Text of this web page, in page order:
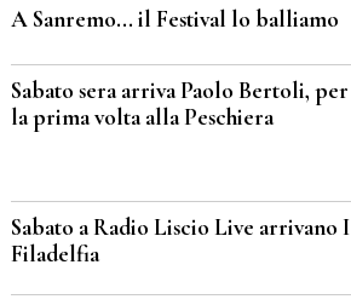
A Sanremo... il Festival lo balliamo
Sabato sera arriva Paolo Bertoli, per
la prima volta alla Peschiera
Sabato a Radio Liscio Live arrivano I
Filadelfia